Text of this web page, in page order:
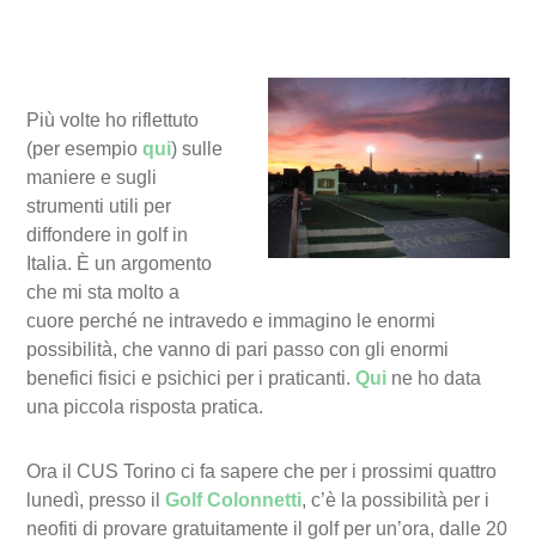
Più volte ho riflettuto
(per esempioqui) sulle
maniere e sugli
strumenti utili per
diffondere in golf in
Italia. È un argomento
che mi sta molto a
cuore perché ne intravedo e immagino le enormi
possibilità, che vanno di pari passo con gli enormi
benefici fisici e psichici per i praticanti.Qui ne ho data
una piccola risposta pratica.
Ora il CUS Torino ci fa sapere che per i prossimi quattro
lunedì, presso ilGolf Colonnetti, c’è la possibilità per i
neofiti di provare gratuitamente il golf per un’ora, dalle 20